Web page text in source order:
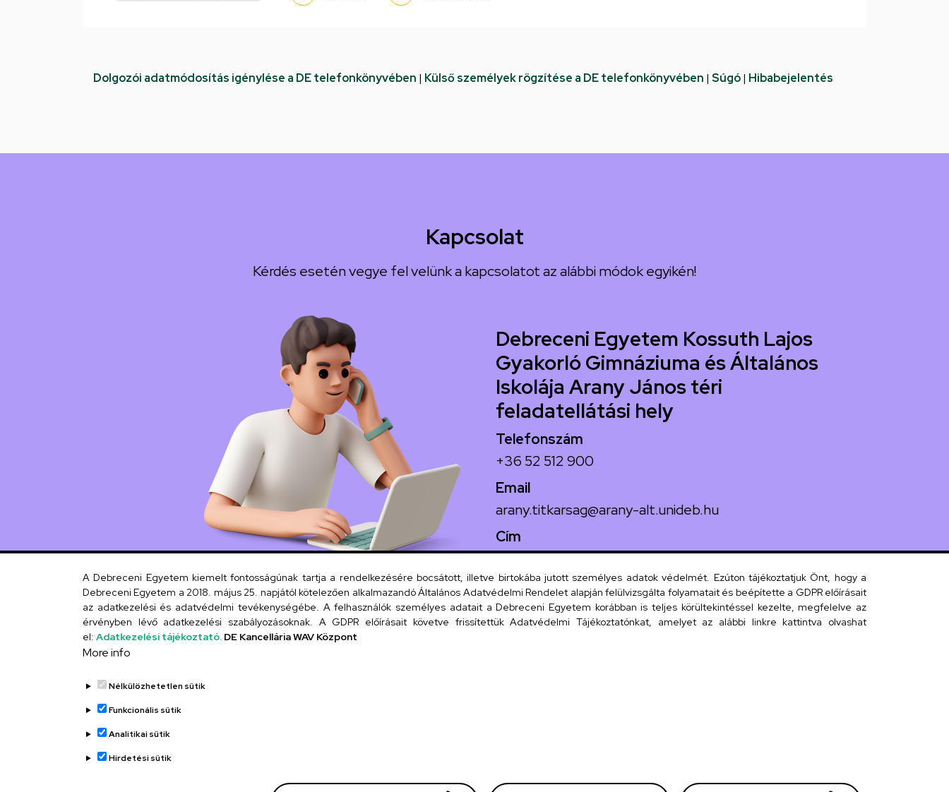
Dolgozói adatmódosítás igénylése a DE telefonkönyvében | Külső személyek rögzítése a DE telefonkönyvében | Súgó| Hibabejelentés
Kapcsolat
Kérdés esetén vegye fel velünk a kapcsolatot az alábbi módok egyikén!
Debreceni Egyetem Kossuth Lajos
Gyakorló Gimnáziuma és Általános
Iskolája Arany János téri
feladatellátási hely
Telefonszám
+36 52 512 900
Email
arany.titkarsag@arany-alt.unideb.hu
Cím
4026 Debrecen, Arany János tér 1.
Szervezeti telefonkönyv
A Debreceni Egyetem kiemelt fontosságúnak tartja a rendelkezésére bocsátott, illetve birtokába jutott személyes adatok védelmét. Ezúton tájékoztatjuk Önt, hogy a
Debreceni Egyetem a 2018. május 25. napjától kötelezően alkalmazandó Általános Adatvédelmi Rendelet alapján felülvizsgálta folyamatait és beépítette a GDPR előírásait
az adatkezelési és adatvédelmi tevékenységébe. A felhasználók személyes adatait a Debreceni Egyetem korábban is teljes körültekintéssel kezelte, megfelelve az
érvényben lévő adatkezelési szabályozásoknak. A GDPR előírásait követve frissítettük Adatvédelmi Tájékoztatónkat, amelyet az alábbi linkre kattintva olvashat
el: Adatkezelési tájékoztató. DE Kancellária WAV Központ
More info
Nélkülözhetetlen sütik
Funkcionális sütik
Analitikai sütik
Hirdetési sütik